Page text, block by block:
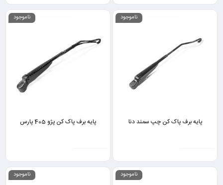
ناموجود
پایه برف پاک کن چپ سمند دنا
ناموجود
پایه برف پاک کن پژو 405 پارس
ناموجود ناموجود